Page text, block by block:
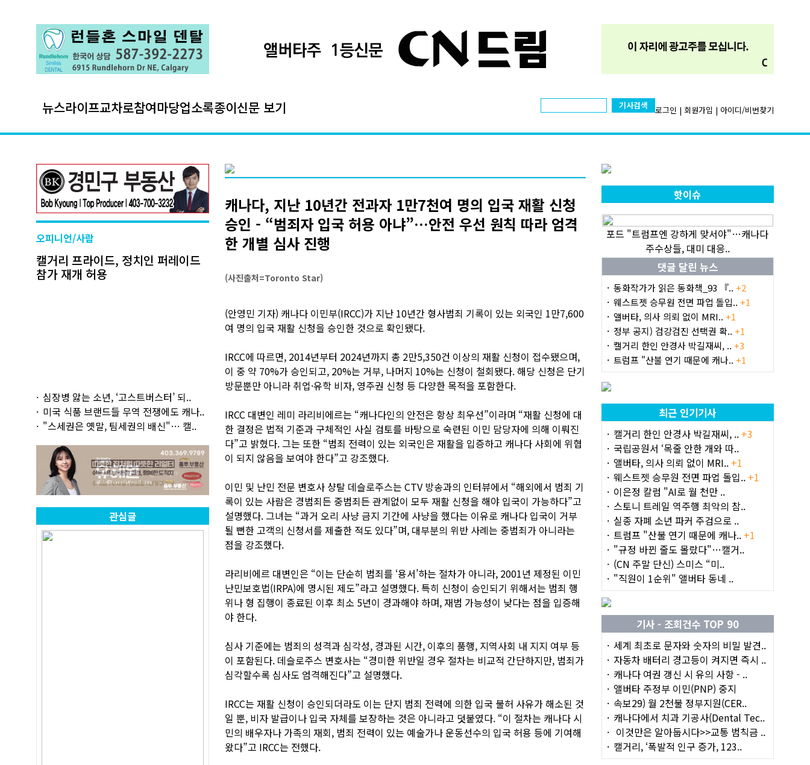
뉴스라이프교차로참여마당업소록종이신문 보기 기사검색 로그인 | 회원가입 | 아이디/비번찾기
오피니언/사람
캘거리 프라이드, 정치인 퍼레이드
참가 재개 허용
심장병 앓는 소년, ‘고스트버스터’ 되..
미국 식품 브랜드들 무역 전쟁에도 캐나..
"스세권은 옛말, 팀세권의 배신"… 캘..
관심글
캐나다, 지난 10년간 전과자 1만7천여 명의 입국 재활 신청
승인 - “범죄자 입국 허용 아냐”…안전 우선 원칙 따라 엄격
한 개별 심사 진행
(사진출처=Toronto Star)
(안영민 기자) 캐나다 이민부(IRCC)가 지난 10년간 형사범죄 기록이 있는 외국인 1만7,600
여 명의 입국 재활 신청을 승인한 것으로 확인됐다.
IRCC에 따르면, 2014년부터 2024년까지 총 2만5,350건 이상의 재활 신청이 접수됐으며,
이 중 약 70%가 승인되고, 20%는 거부, 나머지 10%는 신청이 철회됐다. 해당 신청은 단기
방문뿐만 아니라 취업·유학 비자, 영주권 신청 등 다양한 목적을 포함한다.
IRCC 대변인 레미 라리비에르는 “캐나다인의 안전은 항상 최우선”이라며 “재활 신청에 대
한 결정은 법적 기준과 구체적인 사실 검토를 바탕으로 숙련된 이민 담당자에 의해 이뤄진
다”고 밝혔다. 그는 또한 “범죄 전력이 있는 외국인은 재활을 입증하고 캐나다 사회에 위협
이 되지 않음을 보여야 한다”고 강조했다.
이민 및 난민 전문 변호사 샹탈 데슬로주스는 CTV 방송과의 인터뷰에서 “해외에서 범죄 기
록이 있는 사람은 경범죄든 중범죄든 관계없이 모두 재활 신청을 해야 입국이 가능하다”고
설명했다. 그녀는 “과거 오리 사냥 금지 기간에 사냥을 했다는 이유로 캐나다 입국이 거부
될 뻔한 고객의 신청서를 제출한 적도 있다”며, 대부분의 위반 사례는 중범죄가 아니라는
점을 강조했다.
라리비에르 대변인은 “이는 단순히 범죄를 ‘용서’하는 절차가 아니라, 2001년 제정된 이민
난민보호법(IRPA)에 명시된 제도”라고 설명했다. 특히 신청이 승인되기 위해서는 범죄 행
위나 형 집행이 종료된 이후 최소 5년이 경과해야 하며, 재범 가능성이 낮다는 점을 입증해
야 한다.
심사 기준에는 범죄의 성격과 심각성, 경과된 시간, 이후의 품행, 지역사회 내 지지 여부 등
이 포함된다. 데슬로주스 변호사는 “경미한 위반일 경우 절차는 비교적 간단하지만, 범죄가
심각할수록 심사도 엄격해진다”고 설명했다.
IRCC는 재활 신청이 승인되더라도 이는 단지 범죄 전력에 의한 입국 불허 사유가 해소된 것
일 뿐, 비자 발급이나 입국 자체를 보장하는 것은 아니라고 덧붙였다. “이 절차는 캐나다 시
민의 배우자나 가족의 재회, 범죄 전력이 있는 예술가나 운동선수의 입국 허용 등에 기여해
왔다”고 IRCC는 전했다.
핫이슈
포드 "트럼프엔 강하게 맞서야"…캐나다
주수상들, 대미 대응..
댓글 달린 뉴스
동화작가가 읽은 동화책_93 『.. +2
웨스트젯 승무원 전면 파업 돌입.. +1
앨버타, 의사 의뢰 없이 MRI.. +1
정부 공지) 검강검진 선택권 확.. +1
캘거리 한인 안경사 박길재씨, .. +3
트럼프 "산불 연기 때문에 캐나.. +1
최근 인기기사
캘거리 한인 안경사 박길재씨, .. +3
국립공원서 ‘목줄 안한 개와 따..
앨버타, 의사 의뢰 없이 MRI.. +1
웨스트젯 승무원 전면 파업 돌입.. +1
이은정 칼럼 "AI로 월 천만 ..
스토니 트레일 역주행 최악의 참..
실종 자폐 소년 파커 주검으로 ..
트럼프 "산불 연기 때문에 캐나.. +1
"규정 바뀐 줄도 몰랐다"…캘거..
(CN 주말 단신) 스미스 “미..
"직원이 1순위" 앨버타 동네 ..
기사 - 조회건수 TOP 90
세계 최초로 문자와 숫자의 비밀 발견..
자동차 배터리 경고등이 켜지면 즉시 ..
캐나다 여권 갱신 시 유의 사항 - ..
앨버타 주정부 이민(PNP) 중지
속보29) 월 2천불 정부지원(CER..
캐나다에서 치과 기공사(Dental Tec..
이것만은 알아둡시다>>교통 범칙금 ..
캘거리, ‘폭발적 인구 증가, 123..